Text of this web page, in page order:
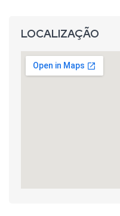
LOCALIZAÇÃO